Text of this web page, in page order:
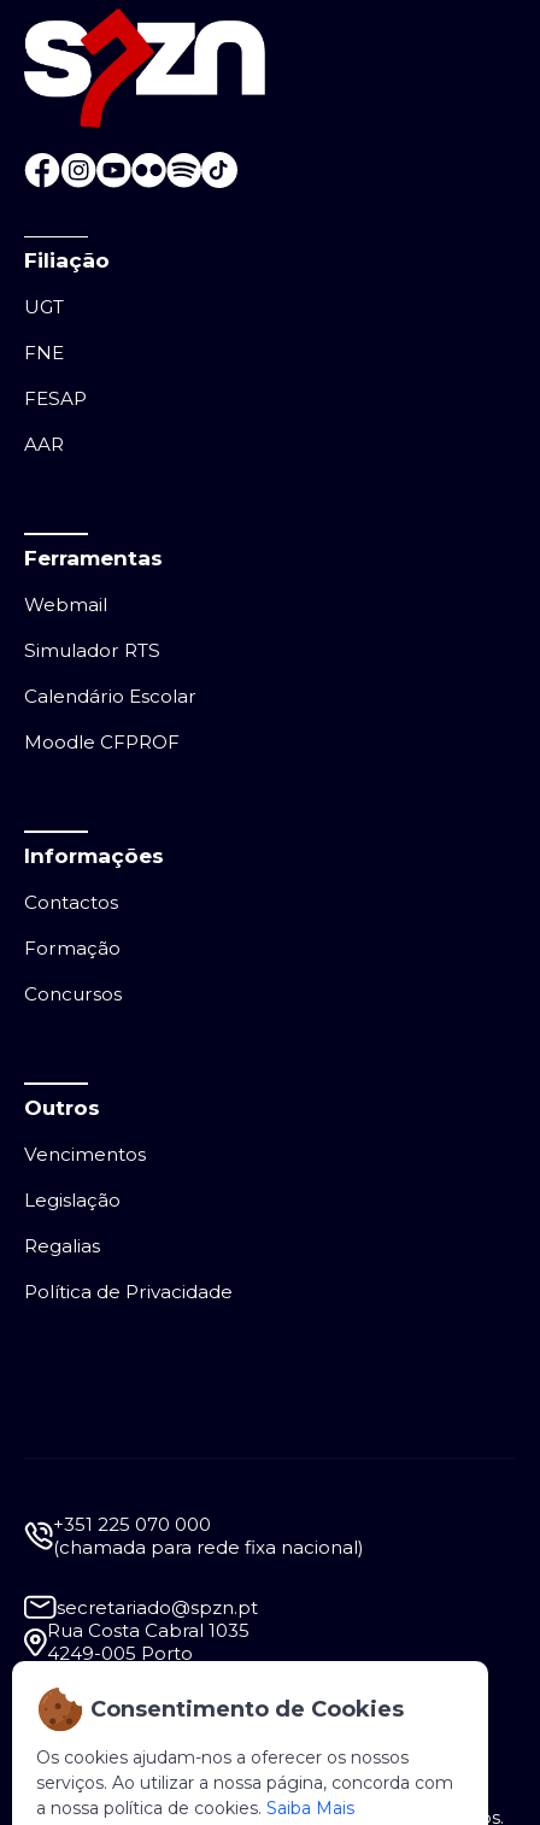
Consentimento de Cookies
Os cookies ajudam-nos a oferecer os nossos
serviços. Ao utilizar a nossa página, concorda com
a nossa política de cookies. Saiba Mais
Filiação
UGT
FNE
FESAP
AAR
Ferramentas
Webmail
Simulador RTS
Calendário Escolar
Moodle CFPROF
Informações
Contactos
Formação
Concursos
Outros
Vencimentos
Legislação
Regalias
Política de Privacidade
+351 225 070 000
(chamada para rede fixa nacional)
secretariado@spzn.pt
Rua Costa Cabral 1035
4249-005 Porto
Segunda a Sexta - 9:30 às 12:30 e das 14:00 às
18:00
Copyright © 2026 SPZN. Todos os direitos reservados.